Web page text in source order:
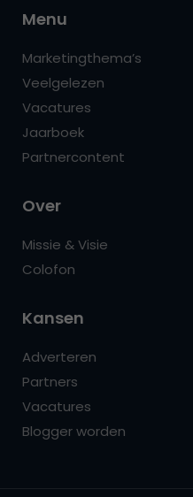
Menu
Marketingthema’s
Veelgelezen
Vacatures
Jaarboek
Partnercontent
Over
Missie & Visie
Colofon
Kansen
Adverteren
Partners
Vacatures
Blogger worden